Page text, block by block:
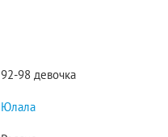
92-98 девочка
Юлала